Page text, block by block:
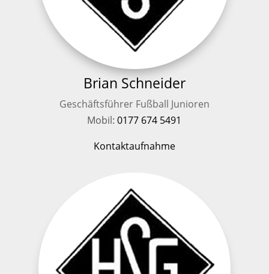
Brian Schneider
Geschäftsführer Fußball Junioren
Mobil:0177 674 5491
Kontaktaufnahme